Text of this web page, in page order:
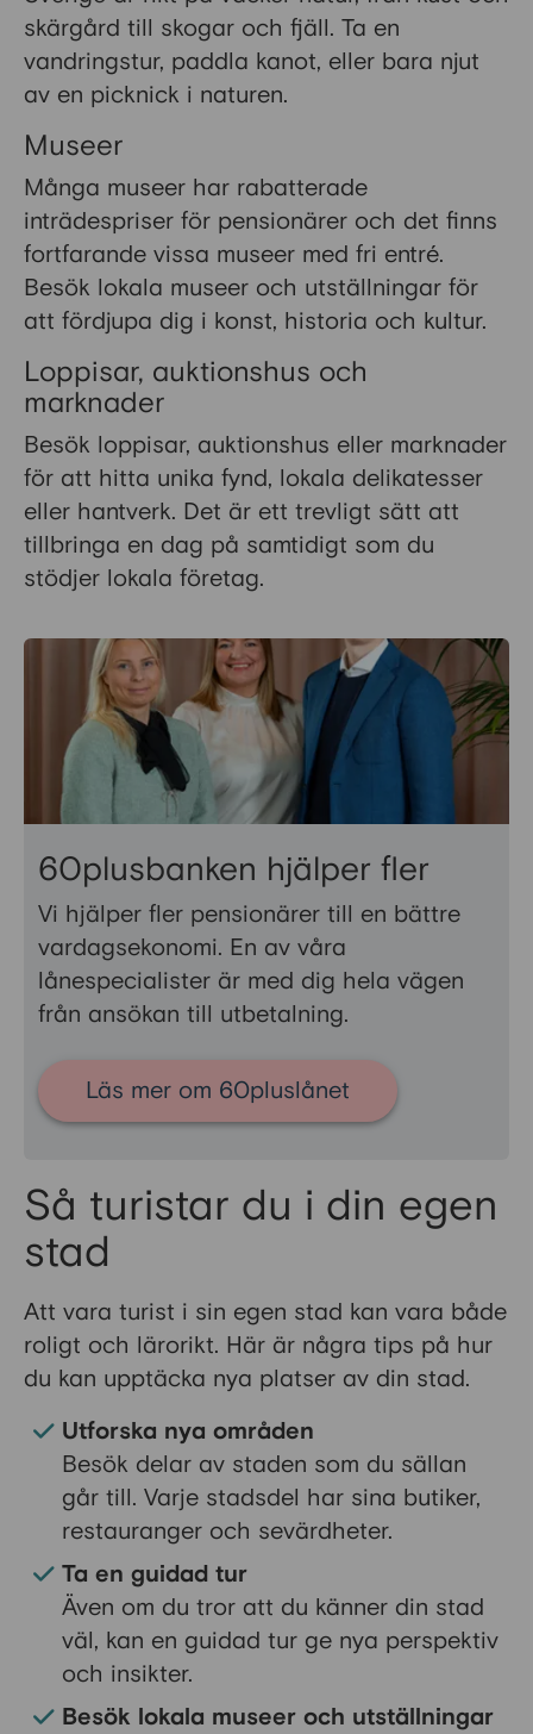
skärgård till skogar och fjäll. Ta en
vandringstur, paddla kanot, eller bara njut
av en picknick i naturen.
Museer
Många museer har rabatterade
inträdespriser för pensionärer och det finns
fortfarande vissa museer med fri entré.
Besök lokala museer och utställningar för
att fördjupa dig i konst, historia och kultur.
Loppisar, auktionshus och
marknader
Besök loppisar, auktionshus eller marknader
för att hitta unika fynd, lokala delikatesser
eller hantverk. Det är ett trevligt sätt att
tillbringa en dag på samtidigt som du
stödjer lokala företag.
60plusbanken hjälper fler
Vi hjälper fler pensionärer till en bättre
vardagsekonomi. En av våra
lånespecialister är med dig hela vägen
från ansökan till utbetalning.
Läs mer om 60pluslånet
Så turistar du i din egen
stad
Att vara turist i sin egen stad kan vara både
roligt och lärorikt. Här är några tips på hur
du kan upptäcka nya platser av din stad.
Utforska nya områden
Besök delar av staden som du sällan
går till. Varje stadsdel har sina butiker,
restauranger och sevärdheter.
Ta en guidad tur
Även om du tror att du känner din stad
väl, kan en guidad tur ge nya perspektiv
och insikter.
Besök lokala museer och utställningar